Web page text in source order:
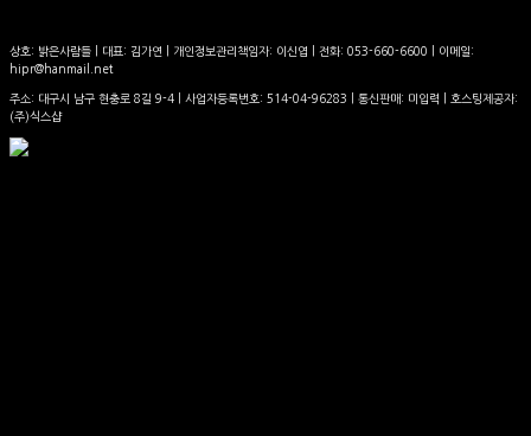
상호: 밝은사람들 | 대표: 김가연 | 개인정보관리책임자: 이신엽 | 전화: 053-660-6600 | 이메일:
hipr@hanmail.net
주소: 대구시 남구 현충로 8길 9-4 | 사업자등록번호: 514-04-96283 | 통신판매: 미입력 | 호스팅제공자:
(주)식스샵